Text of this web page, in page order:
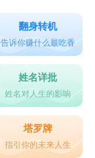
翻身转机
告诉你赚什么最吃香
姓名详批
姓名对人生的影响
塔罗牌
指引你的未来人生